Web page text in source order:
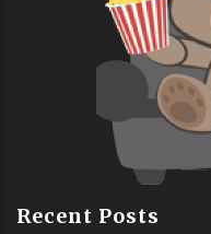
Recent Posts